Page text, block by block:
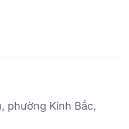
phường Kinh Bắc,